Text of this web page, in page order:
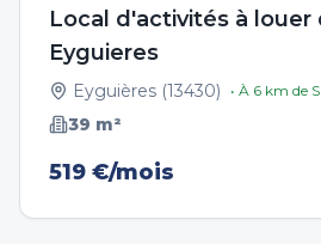
Local d'activités à louer
Eyguieres
Eyguières (13430) • À 6 km de
39 m²
519 €/mois